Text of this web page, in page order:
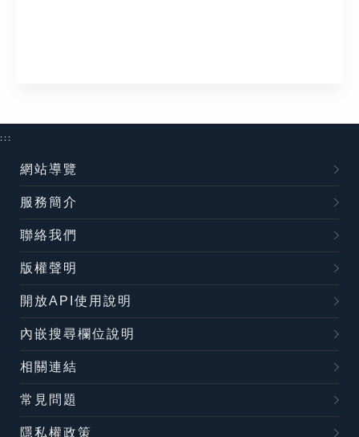
:::
網站導覽
服務簡介
聯絡我們
版權聲明
開放API使用說明
內嵌搜尋欄位說明
相關連結
常見問題
隱私權政策